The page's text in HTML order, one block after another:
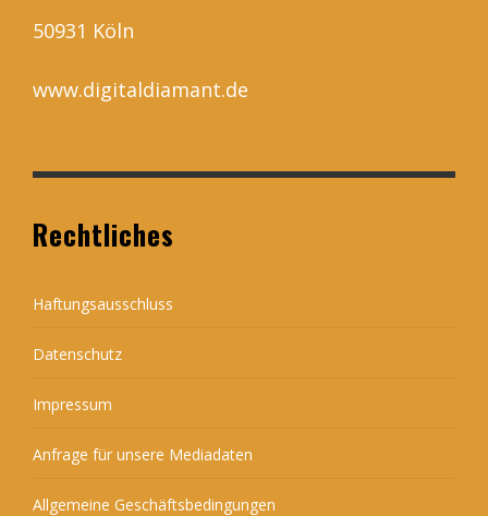
50931 Köln
www.digitaldiamant.de
Rechtliches
Haftungsausschluss
Datenschutz
Impressum
Anfrage für unsere Mediadaten
Allgemeine Geschäftsbedingungen